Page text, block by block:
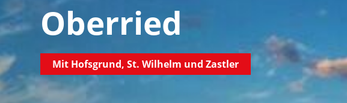
Oberried
Mit Hofsgrund, St. Wilhelm und Zastler